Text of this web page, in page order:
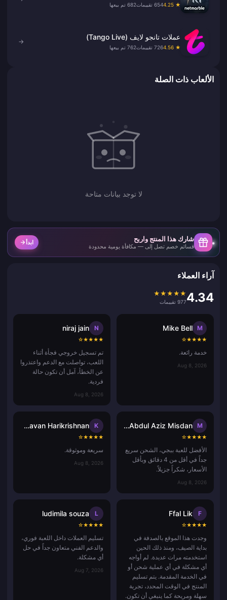
★ 4.25 654 تقييمات 682 تم بيعها
عملات تانجو لايف (Tango Live)
★ 4.56 726 تقييمات 762 تم بيعها
→
الألعاب ذات الصلة
لا توجد بيانات متاحة
شارك هذا المنتج واربح
قسائم خصم تصل إلى — مكافأة يومية محدودة
ابدأ
آراء العملاء
4.34
★
★
★
★
★
977 تقييمات
M
Mike Bell
★
★
★
★
☆
خدمة رائعة.
Aug 8, 2026
N
niraj jain
★
★
★
★
☆
تم تسجيل خروجي فجأة أثناء
اللعب، تواصلت مع الدعم واعتذروا
عن الخطأ، آمل أن تكون حالة
فردية.
Aug 8, 2026
M
Muhammad Abdul Aziz Misdan
★
★
★
★
☆
الأفضل للعبة ببجي، الشحن سريع
جداً في أقل من 4 دقائق وبأقل
الأسعار، شكراً جزيلاً.
Aug 8, 2026
K
Kadavil Madhavan Harikrishnan
★
★
★
★
☆
سريعة وموثوقة.
Aug 8, 2026
F
Ffal Lik
★
★
★
★
☆
وجدت هذا الموقع بالصدفة في
بداية الصيف، ومنذ ذلك الحين
استخدمته مرات عديدة. لم أواجه
أي مشكلة في أي عملية شحن أو
في الخدمة المقدمة. يتم تسليم
المنتج في الوقت المحدد، تجربة
سهلة ومريحة كما ينبغي أن تكون.
L
ludimila souza
★
★
★
★
☆
تسليم العملات داخل اللعبة فوري،
والدعم الفني متعاون جداً في حل
أي مشكلة.
Aug 7, 2026